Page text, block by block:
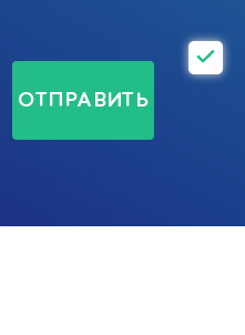
ОТПРАВИТЬ